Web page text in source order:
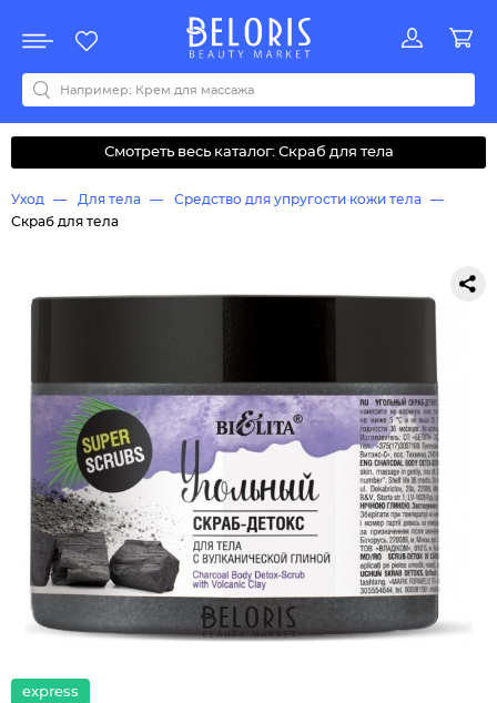
Акции
Все бренды
0-9ABCDEFGHIJKLMNOPQRSTUVWYZАБВДЗИМОКЛНПРСТУФ
Смотреть весь каталог: Скраб для тела
Уход Для тела
Средство для упругости кожи тела
Скраб для тела
express